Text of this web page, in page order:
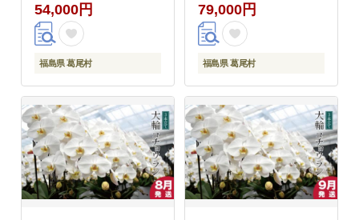
54,000円
福島県 葛尾村
79,000円
福島県 葛尾村